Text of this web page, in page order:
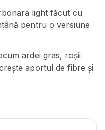
light făcut cu
pentru o versiune
ardei gras, roșii
aportul de fibre și